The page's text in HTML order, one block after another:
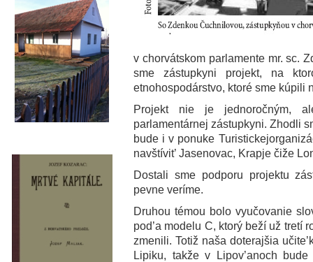
v chorvátskom parlamente mr. sc.
sme zástupkyni projekt, na
etnohospodárstvo, ktoré sme kúpili
Projekt nie je jednoročným,
parlamentárnej zástupkyni. Zhodli
bude i v ponuke
navštívit’ Jasenovac, Krapje čiže
Dostali sme podporu projektu
pevne veríme.
Druhou témou bolo vyučovanie
pod’a modelu C, ktorý beží už tretí
zmenili. Totiž naša doterajšia
Lipiku, takže v Lipov’anoch